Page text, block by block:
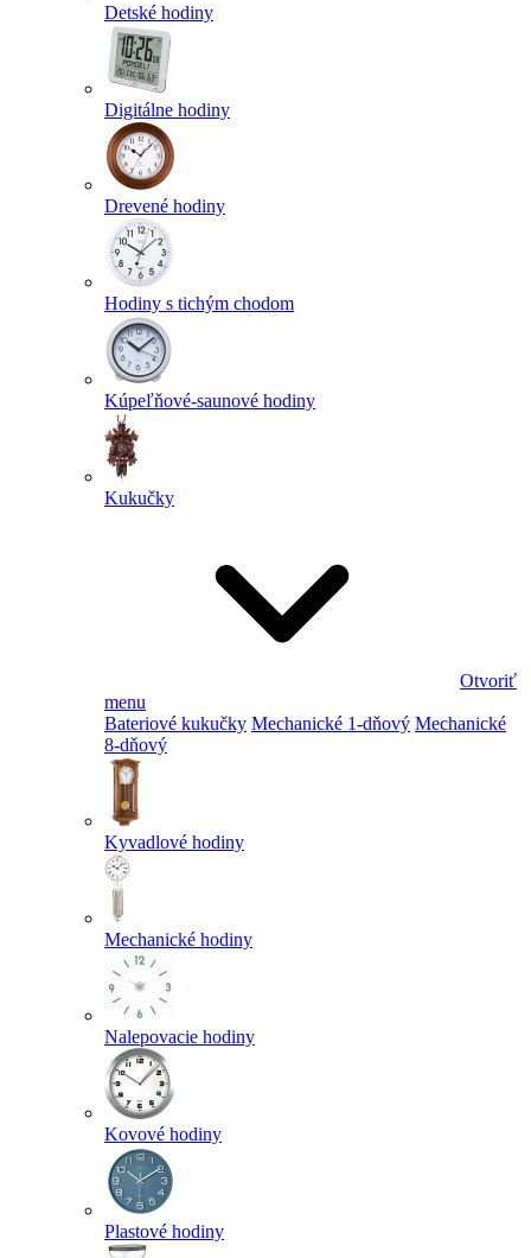
Detské hodiny
Digitálne hodiny
Drevené hodiny
Hodiny s tichým chodom
Kúpeľňové-saunové hodiny
Kukučky
Otvoriť
menu
Bateriové kukučky Mechanické 1-dňový Mechanické
8-dňový
Kyvadlové hodiny
Mechanické hodiny
Nalepovacie hodiny
Kovové hodiny
Plastové hodiny